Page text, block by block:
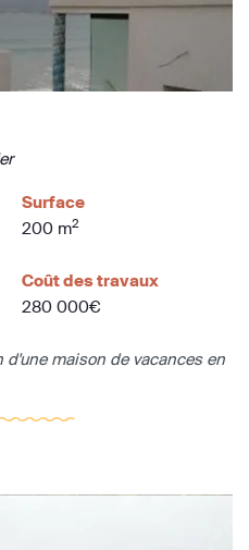
Surface
200 m2
Coût des travaux
280 000€
maison de vacances en